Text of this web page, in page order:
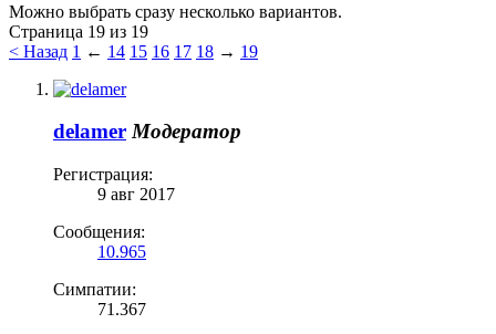
Можно выбрать сразу несколько вариантов.
Страница 19 из 19
< Назад 1 ← 14 15 16 17 18 → 19
delamer Модератор
Регистрация:
9 авг 2017
Сообщения:
10.965
Симпатии:
71.367